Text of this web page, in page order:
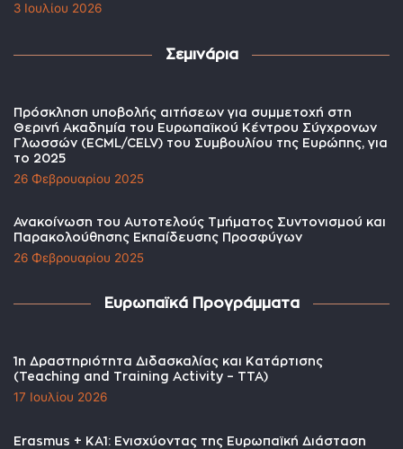
3 Ιουλίου 2026
Σεμινάρια
Πρόσκληση υποβολής αιτήσεων για συμμετοχή στη
Θερινή Ακαδημία του Ευρωπαϊκού Κέντρου Σύγχρονων
Γλωσσών (ECML/CELV) του Συμβουλίου της Ευρώπης, για
το 2025
26 Φεβρουαρίου 2025
Ανακοίνωση του Αυτοτελούς Τμήματος Συντονισμού και
Παρακολούθησης Εκπαίδευσης Προσφύγων
26 Φεβρουαρίου 2025
Ευρωπαϊκά Προγράμματα
1η Δραστηριότητα Διδασκαλίας και Κατάρτισης
(Teaching and Training Activity – TTA)
17 Ιουλίου 2026
Erasmus + KA1: Ενισχύοντας της Ευρωπαϊκή Διάσταση